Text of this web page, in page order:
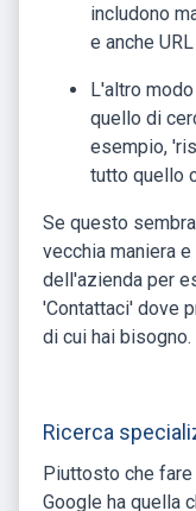
includono
e anche
L'altro
quello di
esempio,
tutto quello
Se questo
vecchia maniera
dell'azienda per
'Contattaci' dove
di cui hai bisogno.
Ricerca
Piuttosto che
Google ha quella